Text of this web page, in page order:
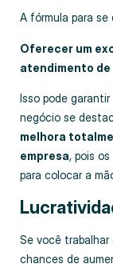
A fórmula para
Oferecer um
atendimento
Isso pode
negócio se
melhora
empresa, pois
para colocar a
Se você
chances de